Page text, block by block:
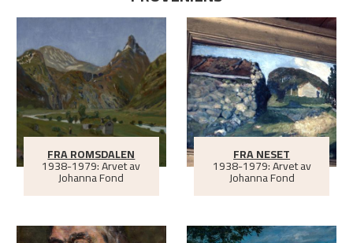
FRA ROMSDALEN
1938-1979: Arvet av
Johanna Fond
FRA NESET
1938-1979: Arvet av
Johanna Fond